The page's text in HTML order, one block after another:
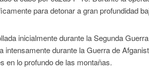
para detonar a gran profundidad
inicialmente durante la Segunda
intensamente durante la Guerra de
en lo profundo de las montañas.